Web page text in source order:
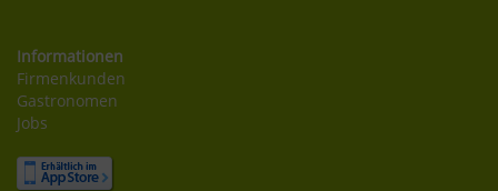
Informationen
Firmenkunden
Gastronomen
Jobs